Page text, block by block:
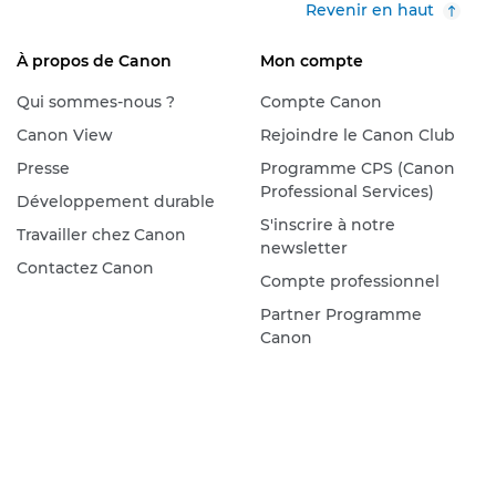
Revenir en haut
À propos de Canon
Qui sommes-nous ?
Canon View
Presse
Développement durable
Travailler chez Canon
Contactez Canon
Mon compte
Compte Canon
Rejoindre le Canon Club
Programme CPS (Canon
Professional Services)
S'inscrire à notre
newsletter
Compte professionnel
Partner Programme
Canon